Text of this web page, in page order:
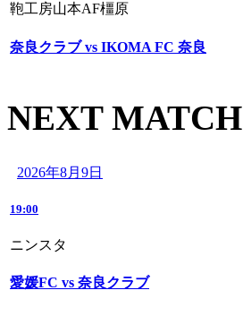
鞄工房山本AF橿原
奈良クラブ vs IKOMA FC 奈良
NEXT MATCH
2026年8月9日
19:00
ニンスタ
愛媛FC vs 奈良クラブ